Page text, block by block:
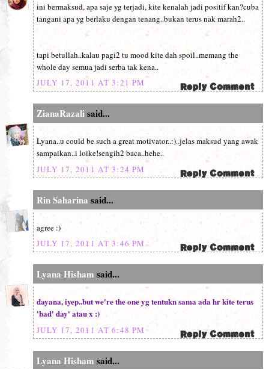
ini bermaksud, apa saje yg terjadi, kite kenalah jadi positif kan?cuba
tangani apa yg berlaku dengan tenang..bukan terus nak marah2..
tapi betullah..kalau pagi2 tu mood kite dah spoil..memang the
whole day semua jadi serba tak kena..
JULY 17, 2011 AT 3:21 PM
ZianaRazalisaid...
Lyana..u could be such a great motivator..:)..jelas maksud yang awak
sampaikan..i loike!sengih2 baca..hehe..
JULY 17, 2011 AT 3:24 PM
Rin Saharina said...
agree :)
JULY 17, 2011 AT 3:46 PM
Lyana Hisham said...
dayana, iyep..but we're the one yg tentukn sama ada hr kite terus
'bad' day' atau x :)
JULY 17, 2011 AT 6:48 PM
Lyana Hisham said...